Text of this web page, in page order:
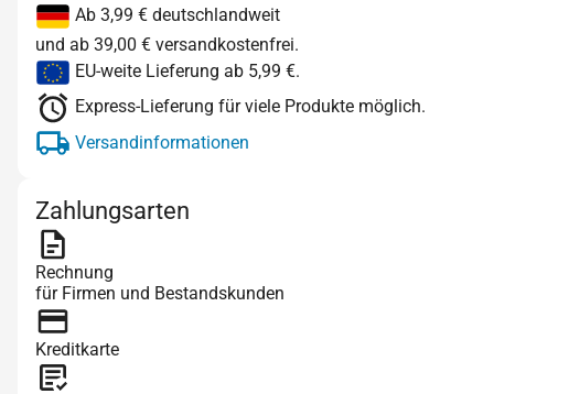
Ab 3,99 € deutschlandweit
und ab 39,00 € versandkostenfrei.
EU-weite Lieferung ab 5,99 €.
Express-Lieferung für viele Produkte möglich.
Versandinformationen
Zahlungsarten
Rechnung
für Firmen und Bestandskunden
Kreditkarte